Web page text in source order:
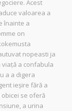
Acest
valoarea a
înainte a
on
nopeasti ja
a confabula
a a digera
ieșire fără a
se oferă
a urina